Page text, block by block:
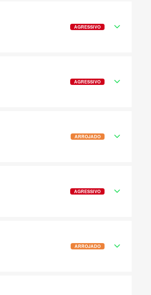
AGRESSIVO
AGRESSIVO
ARROJADO
AGRESSIVO
ARROJADO